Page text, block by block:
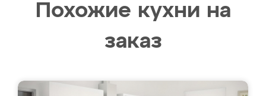
Похожие кухни на
заказ